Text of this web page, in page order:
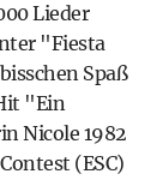
Lieder
"Fiesta
Spaß
"Ein
Nicole 1982
(ESC)